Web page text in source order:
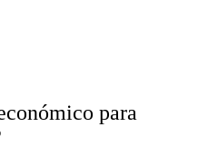
para